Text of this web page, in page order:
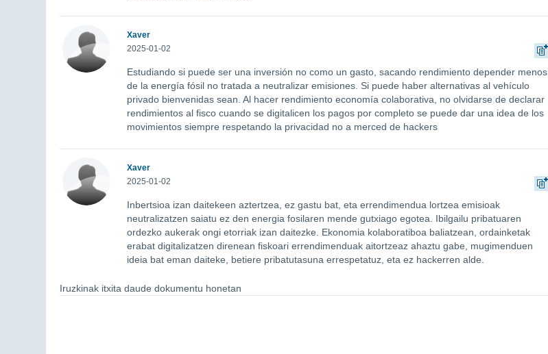
Xaver
2025-01-02
Estudiando si puede ser una inversión no como un gasto, sacando rendimiento depender menos
de la energía fósil no tratada a neutralizar emisiones. Si puede haber alternativas al vehículo
privado bienvenidas sean. Al hacer rendimiento economía colaborativa, no olvidarse de declarar
rendimientos al fisco cuando se digitalicen los pagos por completo se puede dar una idea de los
movimientos siempre respetando la privacidad no a merced de hackers
Xaver
2025-01-02
Inbertsioa izan daitekeen aztertzea, ez gastu bat, eta errendimendua lortzea emisioak
neutralizatzen saiatu ez den energia fosilaren mende gutxiago egotea. Ibilgailu pribatuaren
ordezko aukerak ongi etorriak izan daitezke. Ekonomia kolaboratiboa baliatzean, ordainketak
erabat digitalizatzen direnean fiskoari errendimenduak aitortzeaz ahaztu gabe, mugimenduen
ideia bat eman daiteke, betiere pribatutasuna errespetatuz, eta ez hackerren alde.
Iruzkinak itxita daude dokumentu honetan